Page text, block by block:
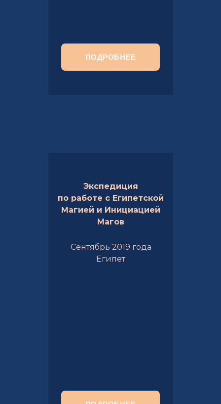
ПОДРОБНЕЕ
Экспедиция
по работе с Египетской
Магией и Инициацией
Магов
Сентябрь 2019 года
Египет